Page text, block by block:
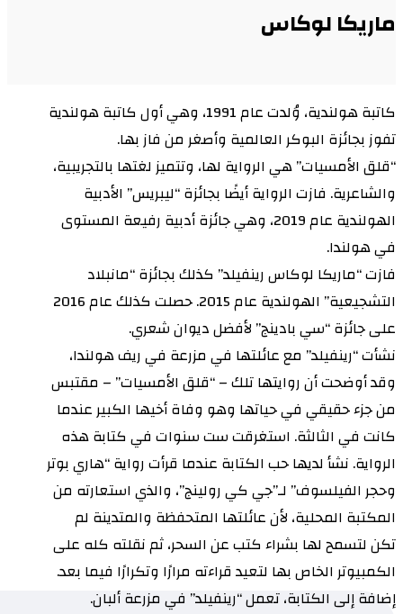
ماريكا لوكاس
كاتبة هولندية، وُلدت عام 1991، وهي أول كاتبة هولندية
تفوز بجائزة البوكر العالمية وأصغر من فاز بها.
“قلق الأمسيات” هي الرواية لها، وتتميز لغتها بالتجريبية،
والشاعرية. فازت الرواية أيضًا بجائزة “ليبريس” الأدبية
الهولندية عام 2019، وهي جائزة أدبية رفيعة المستوى
في هولندا.
فازت “ماريكا لوكاس رينفيلد” كذلك بجائزة “مانبلاد
التشجيعية” الهولندية عام 2015. حصلت كذلك عام 2016
على جائزة “سي بادينج” لأفضل ديوان شعري.
نشأت “رينفيلد” مع عائلتها في مزرعة في ريف هولندا،
وقد أوضحت أن روايتها تلك – “قلق الأمسيات” – مقتبس
من جزء حقيقي في حياتها وهو وفاة أخيها الكبير عندما
كانت في الثالثة. استغرقت ست سنوات في كتابة هذه
الرواية. نشأ لديها حب الكتابة عندما قرأت رواية “هاري بوتر
وحجر الفيلسوف” لـ”جي كي رولينج”، والذي استعارته من
المكتبة المحلية، لأن عائلتها المتحفظة والمتدينة لم
تكن لتسمح لها بشراء كتب عن السحر، ثم نقلته كله على
الكمبيوتر الخاص بها لتعيد قراءته مرارًا وتكرارًا فيما بعد.
إضافة إلى الكتابة، تعمل “رينفيلد” في مزرعة ألبان.